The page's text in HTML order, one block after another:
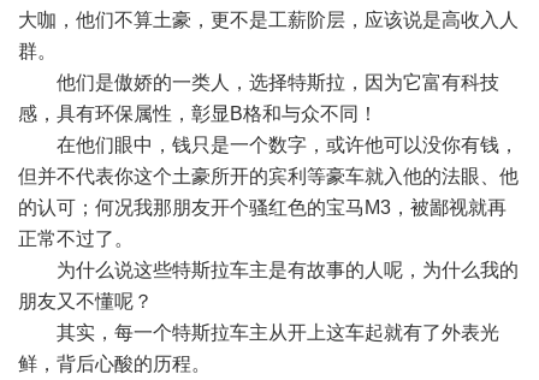
大咖，他们不算土豪，更不是工薪阶层，应该说是高收入人
群。
他们是傲娇的一类人，选择特斯拉，因为它富有科技
感，具有环保属性，彰显B格和与众不同！
在他们眼中，钱只是一个数字，或许他可以没你有钱，
但并不代表你这个土豪所开的宾利等豪车就入他的法眼、他
的认可；何况我那朋友开个骚红色的宝马M3，被鄙视就再
正常不过了。
为什么说这些特斯拉车主是有故事的人呢，为什么我的
朋友又不懂呢？
其实，每一个特斯拉车主从开上这车起就有了外表光
鲜，背后心酸的历程。